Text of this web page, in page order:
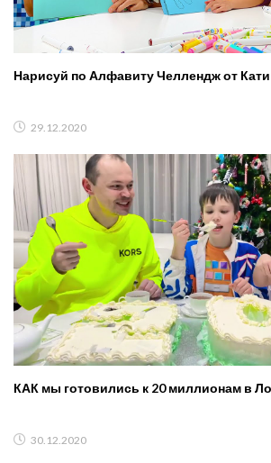
Нарисуй по Алфавиту Челлендж от
29.12.2020
КАК мы готовились к 20 миллионам в
30.12.2020